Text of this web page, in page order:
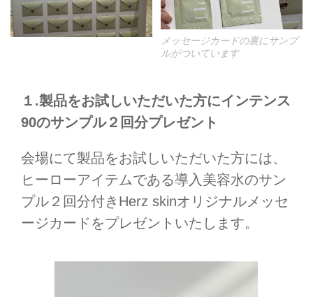
メッセージカードの裏にサンプ
ルがついています
１.製品をお試しいただいた方にインテンス
90のサンプル２回分プレゼント
会場にて製品をお試しいただいた方には、
ヒーローアイテムである導入美容水のサン
プル２回分付きHerz skinオリジナルメッセ
ージカードをプレゼントいたします。